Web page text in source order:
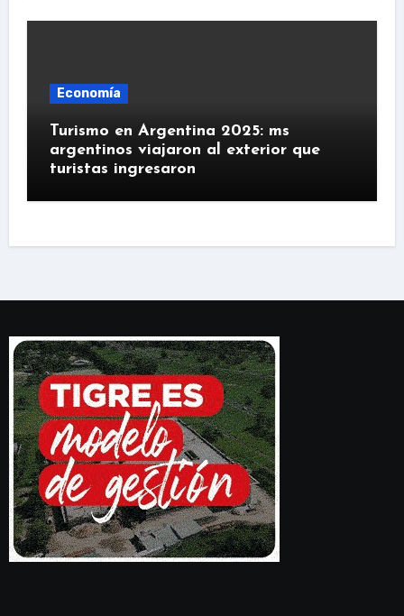
Economía
Turismo en Argentina 2025: ms
argentinos viajaron al exterior que
turistas ingresaron